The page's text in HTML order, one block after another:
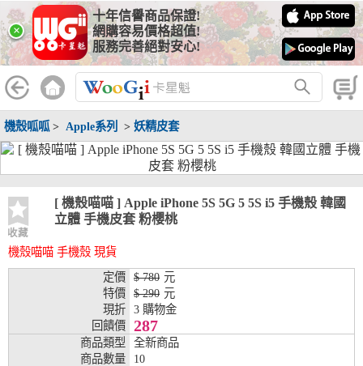
×
十年信譽商品保證!
網購容易價格超值!
服務完善絕對安心!
機殼呱呱 > Apple系列 > 妖精皮套
收藏
[ 機殼喵喵 ] Apple iPhone 5S 5G 5 5S i5 手機殼 韓國
立體 手機皮套 粉櫻桃
機殼喵喵 手機殼 現貨
定價
$ 780 元
特價
$ 290 元
現折
3 購物金
回饋價
287
商品類型
全新商品
商品數量
10
線上分期銀行
WooGii 與 綠界 合作，『信用卡分期付款』 與 『信用卡零利率
分期付款』 的配合銀行如下：
分期期數 提供分期之銀行
兆豐銀行、合作金庫、第一銀行、華南銀行、
彰化銀行、上海銀行、富邦銀行、國泰世華、
台灣企銀、台中銀行、匯豐銀行、華泰銀行、
銀、元大銀行、永豐銀行、玉山銀行、凱基銀
行、星展銀行、台新銀行、安泰銀行、中國信
兆豐銀行、合作金庫、第一銀行、華南銀行、
彰化銀行、上海銀行、富邦銀行、國泰世華、
台灣企銀、台中銀行、匯豐銀行、華泰銀行、
臺灣新光銀行、陽信銀行、聯邦銀行、遠東商
銀、元大銀行、永豐銀行、玉山銀行、凱基銀
行、星展銀行、台新銀行、安泰銀行、中國信
託、台灣樂天、三信商銀